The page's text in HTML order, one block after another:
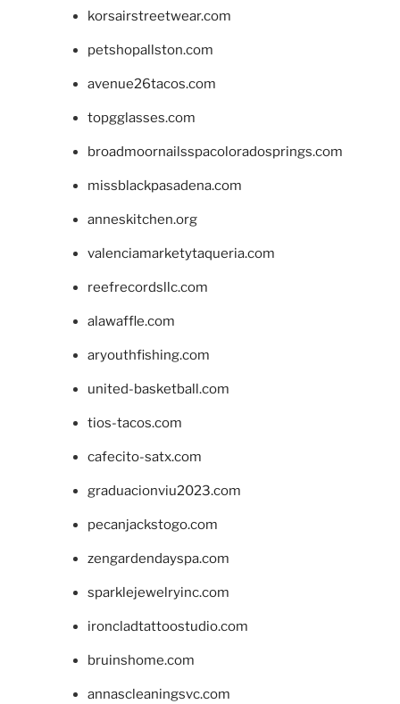
korsairstreetwear.com
petshopallston.com
avenue26tacos.com
topgglasses.com
broadmoornailsspacoloradosprings.com
missblackpasadena.com
anneskitchen.org
valenciamarketytaqueria.com
reefrecordsllc.com
alawaffle.com
aryouthfishing.com
united-basketball.com
tios-tacos.com
cafecito-satx.com
graduacionviu2023.com
pecanjackstogo.com
zengardendayspa.com
sparklejewelryinc.com
ironcladtattoostudio.com
bruinshome.com
annascleaningsvc.com